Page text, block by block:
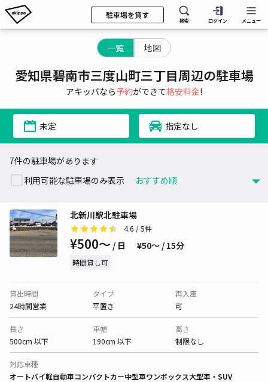
駐車場を貸す
検索 ログイン メニュー
一覧 地図
愛知県碧南市三度山町三丁目周辺の駐車場
アキッパなら予約ができて格安料金!
未定 指定なし
7件の駐車場があります
利用可能な駐車場のみ表示
北新川駅北駐車場
4.6 / 5件
¥500〜 / 日 ¥50〜 / 15分
時間貸し可
貸出時間
24時間営業
タイプ
平置き
再入庫
可
長さ
500cm 以下
車幅
190cm 以下
高さ
制限なし
対応車種
オートバイ軽自動車コンパクトカー中型車ワンボックス大型車・SUV